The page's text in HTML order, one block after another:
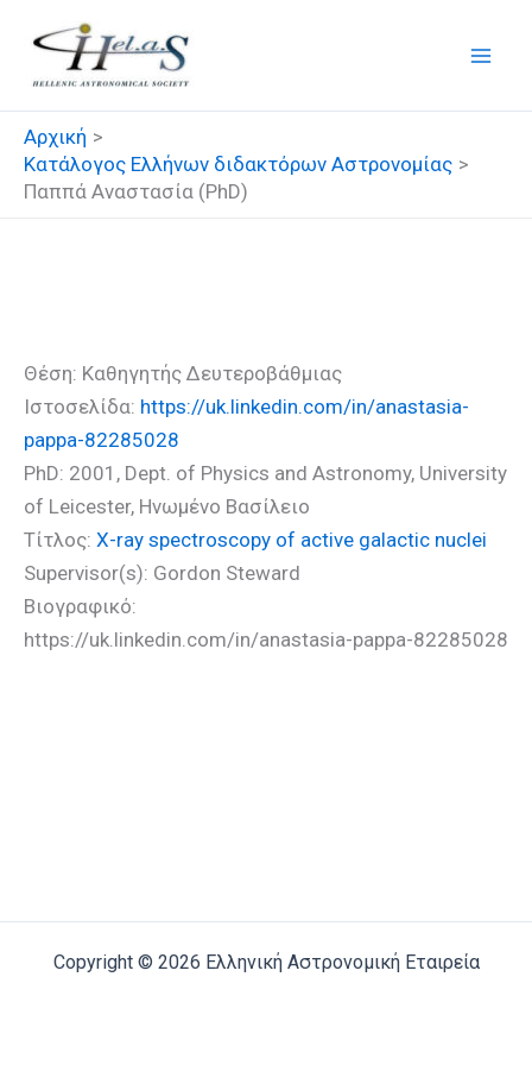
στο
περιεχόμενο
Αρχική
Κατάλογος Ελλήνων διδακτόρων Αστρονομίας
Παππά Αναστασία (PhD)
Θέση: Καθηγητής Δευτεροβάθμιας
Ιστοσελίδα: https://uk.linkedin.com/in/anastasia-
pappa-82285028
PhD: 2001, Dept. of Physics and Astronomy, University
of Leicester, Ηνωμένο Βασίλειο
Τίτλος: X-ray spectroscopy of active galactic nuclei
Supervisor(s): Gordon Steward
Βιογραφικό:
https://uk.linkedin.com/in/anastasia-pappa-82285028
Copyright © 2026 Ελληνική Αστρονομική Εταιρεία